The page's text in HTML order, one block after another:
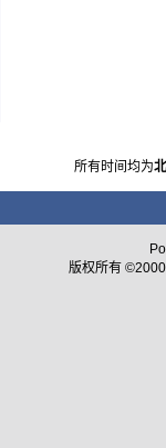
所有时间均为
版权所有